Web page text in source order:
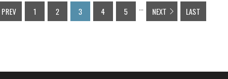
PREV 1 2 3 4 5 ... NEXT LAST